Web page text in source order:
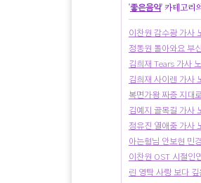
'좋은음악' 카테고리
이찬원 감수광 가사
정동원 돌아와요 부
김희재 Tears 가사
김희재 사이렌 가사
복면가왕 짜증 지대
김예지 골목길 가사
정유진 열애중 가사
아는형님 안보현 민
이찬원 OST 시절인
린 영탁 사랑 보다